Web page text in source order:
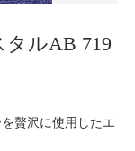
ルAB 719
贅沢に使用したエ